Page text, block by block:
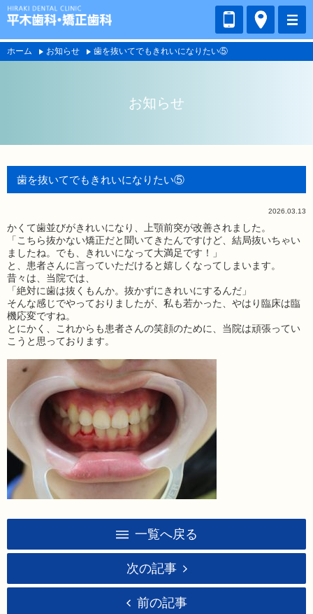
ホーム お知らせ 歯を抜いてでもきれいになりたい⑤
お知らせ
歯を抜いてでもきれいになりたい⑤
2026.03.13
かくて歯並びがきれいになり、上顎前突が改善されました。
「こちら抜かない矯正だと聞いてきたんですけど、結局抜いちゃい
ましたね。でも、きれいになって大満足です！」
と、患者さんに言っていただけると嬉しくなってしまいます。
昔々は、当院では、
「絶対に歯は抜くもんか。抜かずにきれいにするんだ」
そんな感じでやっておりましたが、私も若かった、やはり臨床は臨
機応変ですね。
とにかく、これからも患者さんの笑顔のために、当院は頑張ってい
こうと思っております。
一覧へ戻る
次の記事
前の記事